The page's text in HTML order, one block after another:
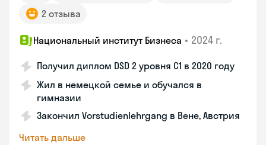
2 отзыва
Национальный институт Бизнеса • 2024 г.
Получил диплом DSD 2 уровня С1 в 2020 году
Жил в немецкой семье и обучался в
гимназии
Закончил Vorstudienlehrgang в Вене, Австрия
Читать дальше